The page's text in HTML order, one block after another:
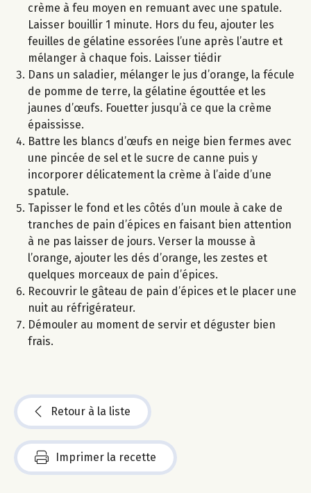
crème à feu moyen en remuant avec une spatule.
Laisser bouillir 1 minute. Hors du feu, ajouter les
feuilles de gélatine essorées l’une après l’autre et
mélanger à chaque fois. Laisser tiédir
Dans un saladier, mélanger le jus d’orange, la fécule
de pomme de terre, la gélatine égouttée et les
jaunes d’œufs. Fouetter jusqu’à ce que la crème
épaississe.
Battre les blancs d’œufs en neige bien fermes avec
une pincée de sel et le sucre de canne puis y
incorporer délicatement la crème à l’aide d’une
spatule.
Tapisser le fond et les côtés d’un moule à cake de
tranches de pain d’épices en faisant bien attention
à ne pas laisser de jours. Verser la mousse à
l’orange, ajouter les dés d’orange, les zestes et
quelques morceaux de pain d’épices.
Recouvrir le gâteau de pain d’épices et le placer une
nuit au réfrigérateur.
Démouler au moment de servir et déguster bien
frais.
Retour à la liste
Imprimer la recette